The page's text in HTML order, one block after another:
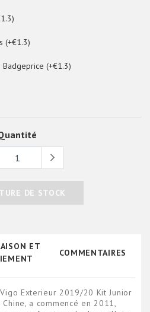
(+€1.3)
Badgeprice (+€1.3)
DE STOCK
ET
COMMENTAIRES
Exterieur 2019/20 Kit Junior
a commencé en 2011,